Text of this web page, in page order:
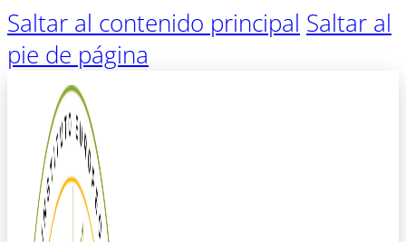
Saltar al contenido principal Saltar al
pie de página